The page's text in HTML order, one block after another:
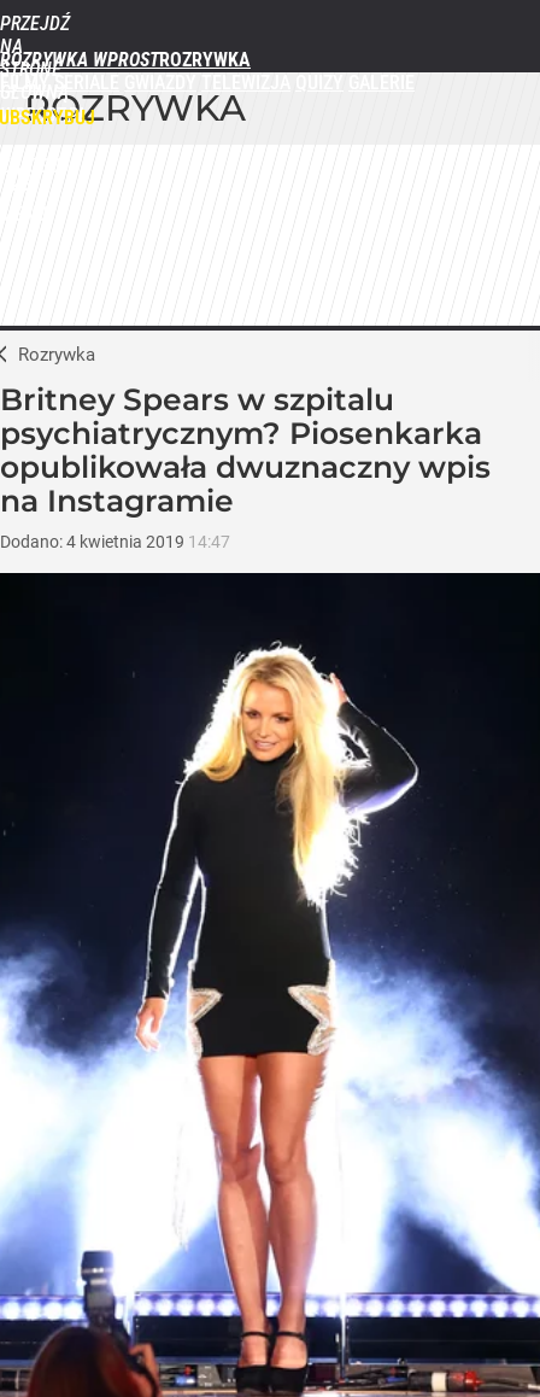
PRZEJDŹ
NA
STRONĘ
GŁÓWNĄ
WPROST.PL
ROZRYWKA WPROST
ROZRYWKA
Rozrywka
Britney Spears w szpitalu
psychiatrycznym? Piosenkarka
opublikowała dwuznaczny wpis
na Instagramie
Dodano:4 kwietnia 2019 14:47